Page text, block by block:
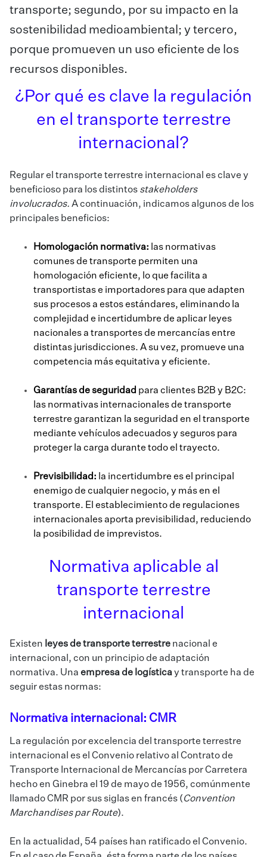
transporte; segundo, por su impacto en la
sostenibilidad medioambiental; y tercero,
porque promueven un uso eficiente de los
recursos disponibles.
¿Por qué es clave la regulación
en el transporte terrestre
internacional?
Regular el transporte terrestre internacional es clave y
beneficioso para los distintos stakeholders
involucrados. A continuación, indicamos algunos de los
principales beneficios:
Homologación normativa: las normativas
comunes de transporte permiten una
homologación eficiente, lo que facilita a
transportistas e importadores para que adapten
sus procesos a estos estándares, eliminando la
complejidad e incertidumbre de aplicar leyes
nacionales a transportes de mercancías entre
distintas jurisdicciones. A su vez, promueve una
competencia más equitativa y eficiente.
Garantías de seguridad para clientes B2B y B2C:
las normativas internacionales de transporte
terrestre garantizan la seguridad en el transporte
mediante vehículos adecuados y seguros para
proteger la carga durante todo el trayecto.
Previsibilidad: la incertidumbre es el principal
enemigo de cualquier negocio, y más en el
transporte. El establecimiento de regulaciones
internacionales aporta previsibilidad, reduciendo
la posibilidad de imprevistos.
Normativa aplicable al
transporte terrestre
internacional
Existen leyes de transporte terrestre nacional e
internacional, con un principio de adaptación
normativa. Una empresa de logísticay transporte ha de
seguir estas normas:
Normativa internacional: CMR
La regulación por excelencia del transporte terrestre
internacional es el Convenio relativo al Contrato de
Transporte Internacional de Mercancías por Carretera
hecho en Ginebra el 19 de mayo de 1956, comúnmente
llamado CMR por sus siglas en francés (Convention
Marchandises par Route).
En la actualidad, 54 países han ratificado el Convenio.